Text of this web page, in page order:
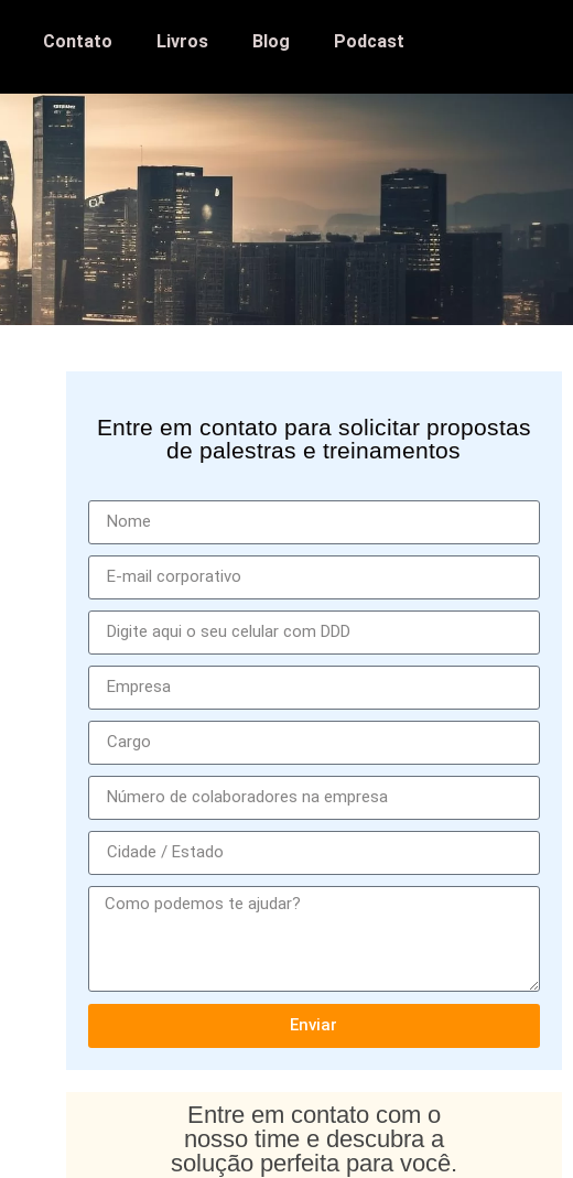
Contato Livros Blog Podcast
Entre em contato para solicitar propostas
de palestras e treinamentos
Enviar
Entre em contato com o
nosso time e descubra a
solução perfeita para você.